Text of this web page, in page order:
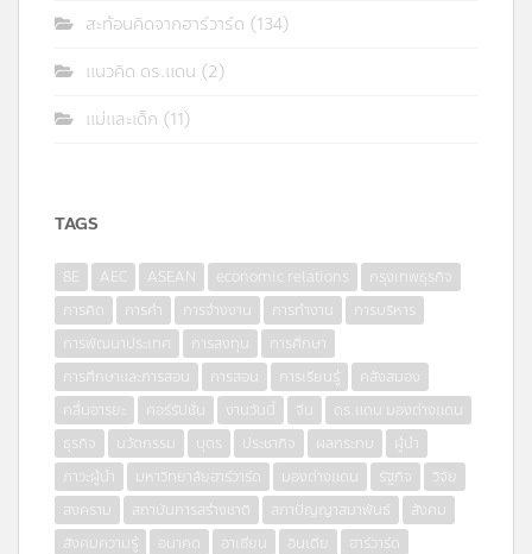
สะท้อนคิดจากฮาร์วาร์ด (134)
แนวคิด ดร.แดน (2)
แม่และเด็ก (11)
TAGS
8E AEC ASEAN economic relations
กรุงเทพธุรกิจ
การคิด
การค้า การจ้างงาน การทำงาน
การบริหาร
การพัฒนาประเทศ
การลงทุน
การศึกษา
การศึกษาและการสอน
การสอน การเรียนรู้
คลังสมอง
คลื่นอารยะ
คอร์รัปชั่น งานวันนี้ จีน
ดร.แดน มองต่างแดน
ธุรกิจ
นวัตกรรม บุตร ประชากิจ ผลกระทบ
ผู้นำ
ภาวะผู้นำ
มหาวิทยาลัยฮาร์วาร์ด มองต่างแดน รัฐกิจ
วิจัย
สงคราม
สถาบันการสร้างชาติ สภาปัญญาสมาพันธ์
สังคม
สังคมความรู้
อนาคต อาเซียน อินเดีย
ฮาร์วาร์ด